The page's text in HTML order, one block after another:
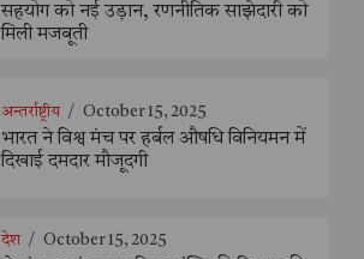
सहयोग को नई उड़ान, रणनीतिक साझेदारी को
मिली मजबूती
अन्तर्राष्ट्रीय / October 15, 2025
भारत ने विश्व मंच पर हर्बल औषधि विनियमन में
दिखाई दमदार मौजूदगी
देश / October 15, 2025